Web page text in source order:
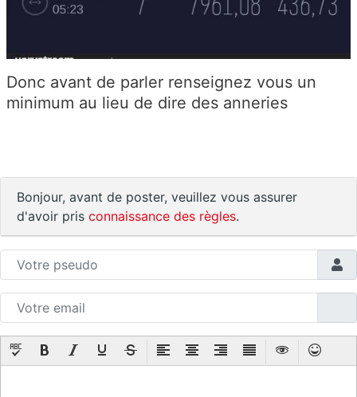
Donc avant de parler renseignez vous un
minimum au lieu de dire des anneries
Bonjour, avant de poster, veuillez vous assurer
d'avoir pris connaissance des règles.